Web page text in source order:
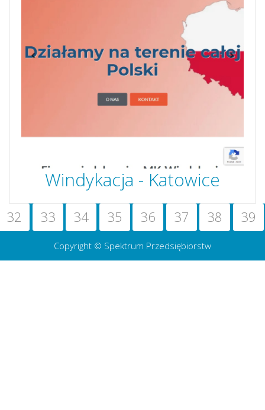
Windykacja - Katowice
32 33 34 35 36 37 38 39
Copyright © Spektrum Przedsiębiorstw